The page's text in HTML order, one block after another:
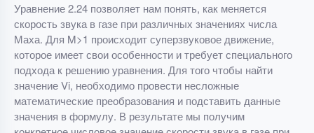
Уравнение 2.24 позволяет нам понять, как меняется
скорость звука в газе при различных значениях числа
Маха. Для M>1 происходит суперзвуковое движение,
которое имеет свои особенности и требует специального
подхода к решению уравнения. Для того чтобы найти
значение Vi, необходимо провести несложные
математические преобразования и подставить данные
значения в формулу. В результате мы получим